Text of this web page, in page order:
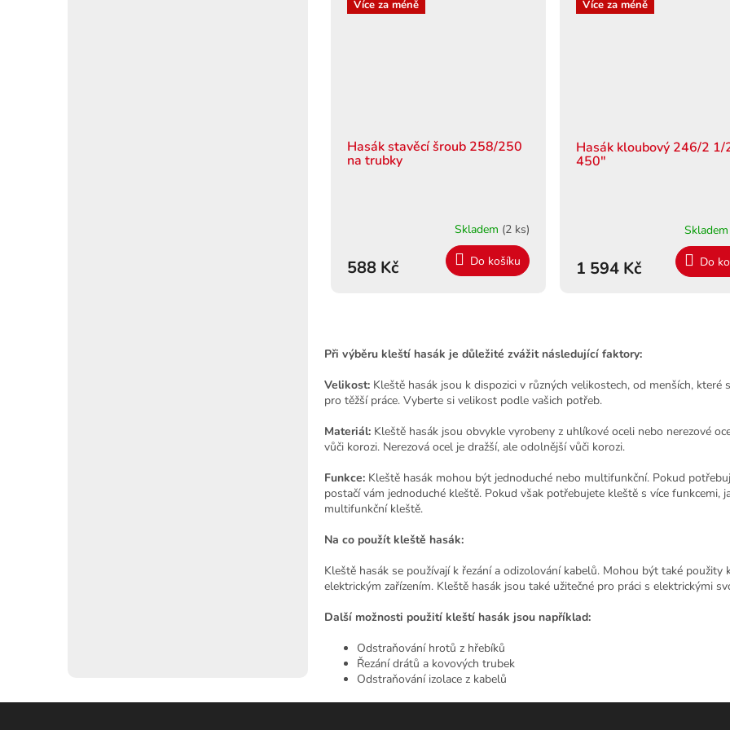
Více za méně
Hasák stavěcí šroub 258/250
na trubky
Skladem (2 ks)
588 Kč Do košíku
Více za méně
Hasák kloubový 246/2 1/
450"
Skladem
1 594 Kč Do
á
d
í
v
k
i
s
Při výběru kleští hasák je důležité zvážit následující faktory:
Velikost: Kleště hasák jsou k dispozici v různých velikostech, od menších,
pro těžší práce. Vyberte si velikost podle vašich potřeb.
Materiál: Kleště hasák jsou obvykle vyrobeny z uhlíkové oceli nebo nerezové
vůči korozi. Nerezová ocel je dražší, ale odolnější vůči korozi.
Funkce: Kleště hasák mohou být jednoduché nebo multifunkční. Pokud
postačí vám jednoduché kleště. Pokud však potřebujete kleště s více funkcemi,
multifunkční kleště.
Na co použít kleště hasák:
Kleště hasák se používají k řezání a odizolování kabelů. Mohou být také
elektrickým zařízením. Kleště hasák jsou také užitečné pro práci s elektrickými
Další možnosti použití kleští hasák jsou například:
Odstraňování hrotů z hřebíků
Řezání drátů a kovových trubek
Odstraňování izolace z kabelů